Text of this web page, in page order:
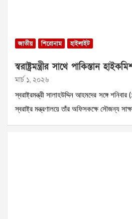
জাতীয় শিরোনাম হাইলাইট
স্বরাষ্ট্রমন্ত্রীর সাথে পাকিস্তান
মার্চ ১, ২০২৬
স্বরাষ্ট্রমন্ত্রী সালাহউদ্দিন আহমদের সঙ্গে শনিবার
স্বরাষ্ট্র মন্ত্রণালয়ে তাঁর অফিসকক্ষে সৌজন্য